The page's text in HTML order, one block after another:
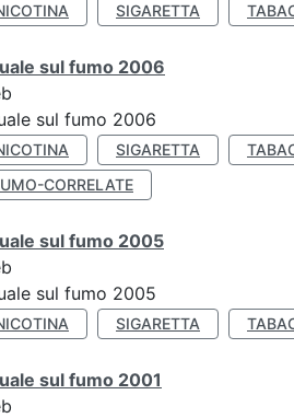
SIGARETTA
sul fumo 2006
sul fumo 2006
SIGARETTA
CORRELATE
sul fumo 2005
sul fumo 2005
SIGARETTA
sul fumo 2001